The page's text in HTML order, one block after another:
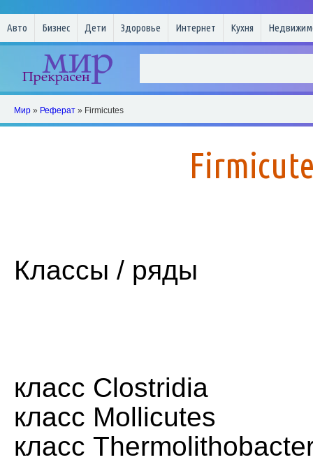
Авто Бизнес Дети Здоровье Интернет Кухня
Мир » Реферат » Firmicutes
Классы / ряды
класс Clostridia
класс Mollicutes
класс